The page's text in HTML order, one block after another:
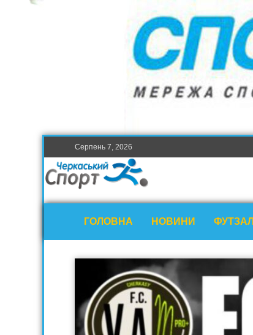
Серпень 7, 2026
ГОЛОВНА НОВИНИ ФУТЗАЛ